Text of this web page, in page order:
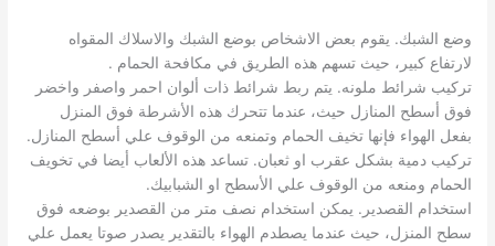
وضع الشبك. يقوم بعض الاشخاص بوضع الشبك والاسلاك المقواه
لارتفاع كبير، حيث تسهم هذه الطريق في مكافحة الحمام .
تركيب شرائط ملونه. يتم ربط شرائط ذات ألوان احمر واصفر واخضر
فوق أسطح المنازل حيث، عندما تتحرك هذه الأشرطة فوق المنزل
بفعل الهواء فإنها تخيف الحمام وتمنعه من الوقوف علي أسطح المنازل.
تركيب دمية بشكل عقرب او ثعبان. تساعد هذه الألعاب أيضا في تخويف
الحمام ومنعه من الوقوف علي الأسطح او الشبابيك.
استخدام القصدير. يمكن استخدام نصف متر من القصدير بوضعه فوق
سطح المنزل، حيث عندما يصطدم الهواء بالتقدير يصدر صوتا يعمل علي